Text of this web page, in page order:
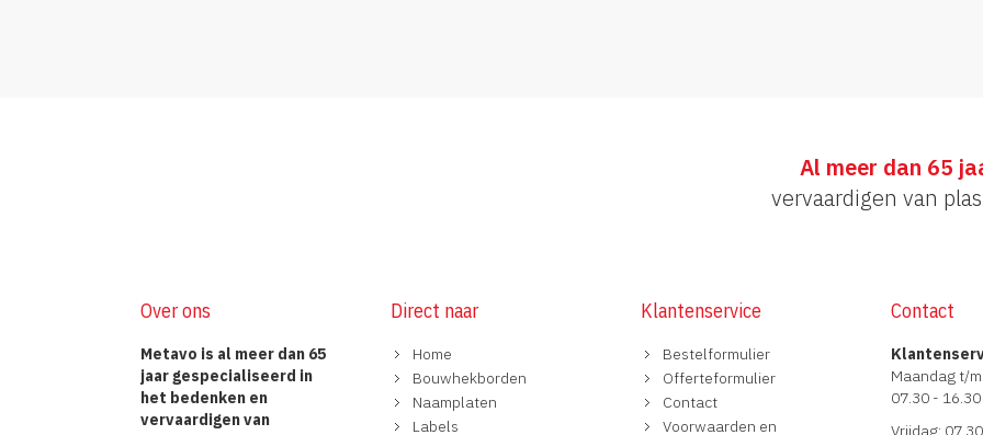
Al meer dan 65
vervaardigen van
Over ons
Metavo is al meer dan 65
jaar gespecialiseerd in
het bedenken en
vervaardigen van
Direct naar
Home
Bouwhekborden
Naamplaten
Labels
Klantenservice
Bestelformulier
Offerteformulier
Contact
Voorwaarden en
Contact
Maandag t/
07.30 - 16.30
Vrijdag: